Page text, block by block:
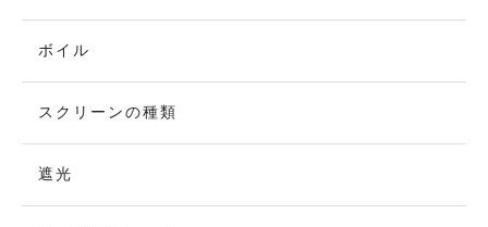
ボイル
スクリーンの種類
遮光